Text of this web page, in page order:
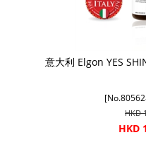
意大利 Elgon YES
HKD
HKD